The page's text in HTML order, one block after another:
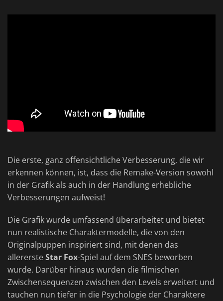
Die erste, ganz offensichtliche Verbesserung, die wir
erkennen können, ist, dass die Remake-Version sowohl
in der Grafik als auch in der Handlung erhebliche
Verbesserungen aufweist!
Die Grafik wurde umfassend überarbeitet und bietet
nun realistische Charaktermodelle, die von den
Originalpuppen inspiriert sind, mit denen das
allerersteStar Fox-Spiel auf dem SNES beworben
wurde. Darüber hinaus wurden die filmischen
Zwischensequenzen zwischen den Levels erweitert und
tauchen nun tiefer in die Psychologie der Charaktere